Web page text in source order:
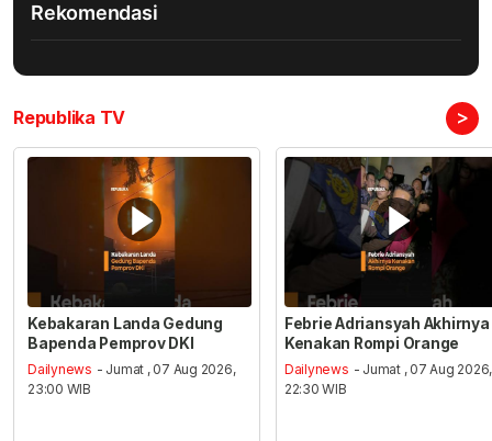
Rekomendasi
Republika TV >
Kebakaran Landa Gedung
Bapenda Pemprov DKI
Dailynews - Jumat , 07 Aug 2026,
23:00 WIB
Febrie Adriansyah Akhirnya
Kenakan Rompi Orange
Dailynews - Jumat , 07 Aug 2026,
22:30 WIB